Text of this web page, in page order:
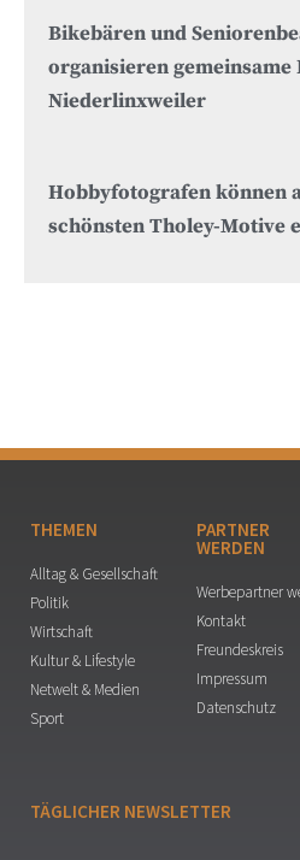
Bikebären und
organisieren gemeinsame
Niederlinxweiler
Hobbyfotografen können
schönsten Tholey-Motive
THEMEN
Alltag & Gesellschaft
Politik
Wirtschaft
Kultur & Lifestyle
Netwelt & Medien
Sport
PARTNER
WERDEN
Werbepartner
Kontakt
Freundeskreis
Impressum
Datenschutz
TÄGLICHER NEWSLETTER